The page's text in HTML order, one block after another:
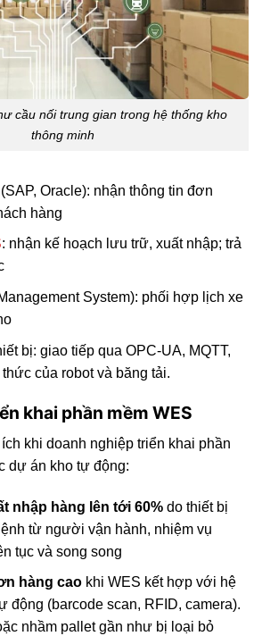
cầu nối trung gian trong hệ thống kho
thông minh
Oracle): nhận thông tin đơn
hàng
: nhận kế hoạch lưu trữ, xuất nhập; trả
System): phối hợp lịch xe
bị: giao tiếp qua OPC-UA, MQTT,
của robot và băng tải.
khai phần mềm WES
khi doanh nghiệp triển khai phần
dự án kho tự động:
nhập hàng lên tới 60%do thiết bị
từ người vận hành, nhiệm vụ
tục và song song
hàng caokhi WES kết hợp với hệ
động (barcode scan, RFID, camera).
nhầm pallet gần như bị loại bỏ